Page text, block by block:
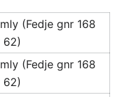
(Fedje gnr 168
62)
(Fedje gnr 168
62)